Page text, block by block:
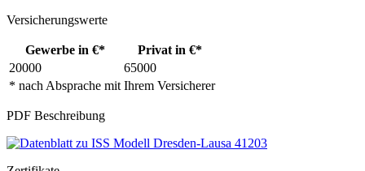
Versicherungswerte
Gewerbe in €* Privat in €*
* nach Absprache mit Ihrem Versicherer
20000 65000
PDF Beschreibung